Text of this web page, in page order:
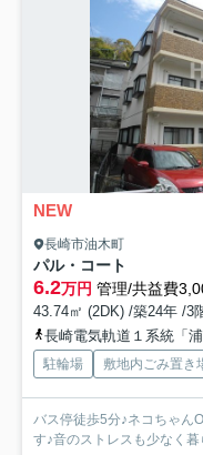
NEW
長崎市油木町
パル・コート
6.2万円 管理/共益費
43.74㎡ (2DK) /築24年 /3
長崎電気軌道１系統「
駐輪場 敷地内ごみ置き
バス停徒歩5分♪ネコちゃん
す♪音のストレスも少なく暮